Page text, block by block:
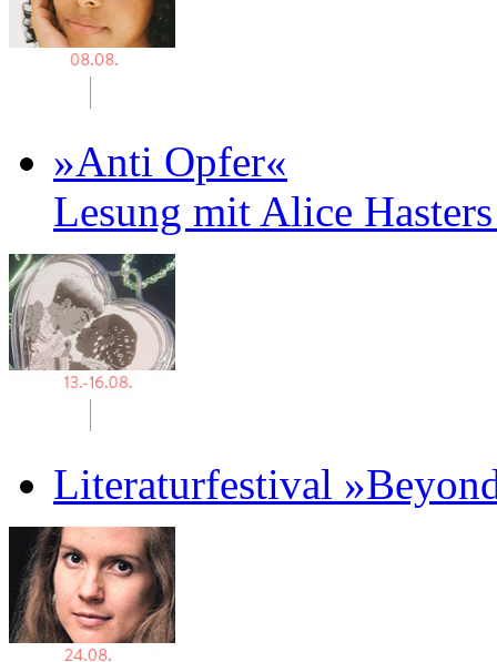
»Anti Opfer«
Lesung mit Alice
Literaturfestival